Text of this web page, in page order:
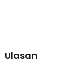
Rincian yang
Ulasan